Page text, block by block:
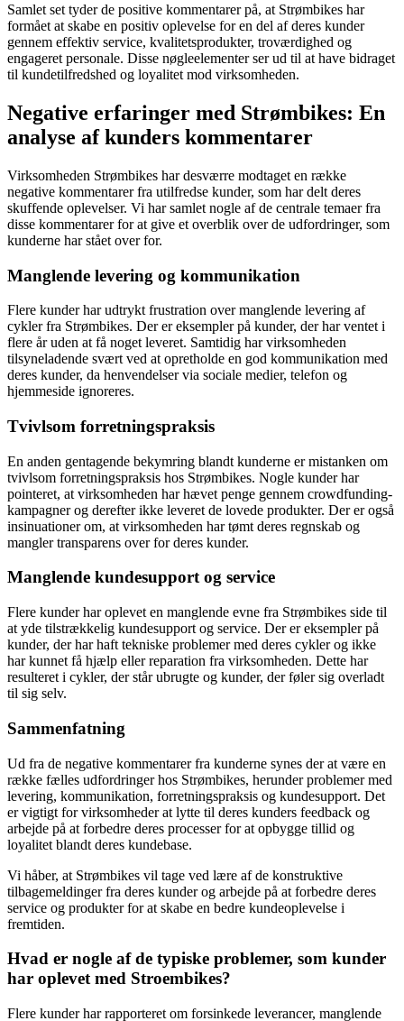
Samlet set tyder de positive kommentarer på, at Strømbikes har
formået at skabe en positiv oplevelse for en del af deres kunder
gennem effektiv service, kvalitetsprodukter, troværdighed og
engageret personale. Disse nøgleelementer ser ud til at have bidraget
til kundetilfredshed og loyalitet mod virksomheden.
Negative erfaringer med Strømbikes: En
analyse af kunders kommentarer
Virksomheden Strømbikes har desværre modtaget en række
negative kommentarer fra utilfredse kunder, som har delt deres
skuffende oplevelser. Vi har samlet nogle af de centrale temaer fra
disse kommentarer for at give et overblik over de udfordringer, som
kunderne har stået over for.
Manglende levering og kommunikation
Flere kunder har udtrykt frustration over manglende levering af
cykler fra Strømbikes. Der er eksempler på kunder, der har ventet i
flere år uden at få noget leveret. Samtidig har virksomheden
tilsyneladende svært ved at opretholde en god kommunikation med
deres kunder, da henvendelser via sociale medier, telefon og
hjemmeside ignoreres.
Tvivlsom forretningspraksis
En anden gentagende bekymring blandt kunderne er mistanken om
tvivlsom forretningspraksis hos Strømbikes. Nogle kunder har
pointeret, at virksomheden har hævet penge gennem crowdfunding-
kampagner og derefter ikke leveret de lovede produkter. Der er også
insinuationer om, at virksomheden har tømt deres regnskab og
mangler transparens over for deres kunder.
Manglende kundesupport og service
Flere kunder har oplevet en manglende evne fra Strømbikes side til
at yde tilstrækkelig kundesupport og service. Der er eksempler på
kunder, der har haft tekniske problemer med deres cykler og ikke
har kunnet få hjælp eller reparation fra virksomheden. Dette har
resulteret i cykler, der står ubrugte og kunder, der føler sig overladt
til sig selv.
Sammenfatning
Ud fra de negative kommentarer fra kunderne synes der at være en
række fælles udfordringer hos Strømbikes, herunder problemer med
levering, kommunikation, forretningspraksis og kundesupport. Det
er vigtigt for virksomheder at lytte til deres kunders feedback og
arbejde på at forbedre deres processer for at opbygge tillid og
loyalitet blandt deres kundebase.
Vi håber, at Strømbikes vil tage ved lære af de konstruktive
tilbagemeldinger fra deres kunder og arbejde på at forbedre deres
service og produkter for at skabe en bedre kundeoplevelse i
fremtiden.
Hvad er nogle af de typiske problemer, som kunder
har oplevet med Stroembikes?
Flere kunder har rapporteret om forsinkede leverancer, manglende